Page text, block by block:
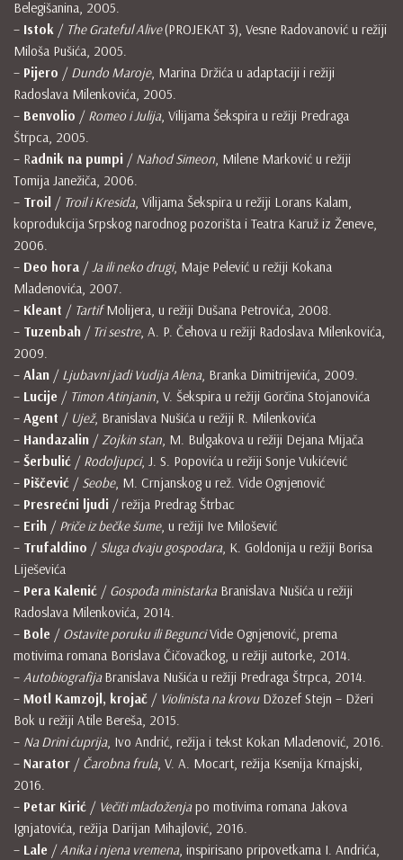
Belegišanina, 2005.
– Istok / The Grateful Alive(PROJEKAT 3), Vesne Radovanović u režiji
Miloša Pušića, 2005.
– Pijero / Dundo Maroje, Marina Držića u adaptaciji i režiji
Radoslava Milenkovića, 2005.
– Benvolio / Romeo i Julija, Vilijama Šekspira u režiji Predraga
Štrpca, 2005.
– Radnik na pumpi / Nahod Simeon, Milene Marković u režiji
Tomija Janežiča, 2006.
– Troil / Troil i Kresida, Vilijama Šekspira u režiji Lorans Kalam,
koprodukcija Srpskog narodnog pozorišta i Teatra Karuž iz Ženeve,
2006.
– Deo hora /Ja ili neko drugi, Maje Pelević u režiji Kokana
Mladenovića, 2007.
– Kleant / TartifMolijera, u režiji Dušana Petrovića, 2008.
– Tuzenbah /Tri sestre, A. P. Čehova u režiji Radoslava Milenkovića,
2009.
– Alan / Ljubavni jadi Vudija Alena, Branka Dimitrijevića, 2009.
– Lucije / Timon Atinjanin, V. Šekspira u režiji Gorčina Stojanovića
– Agent / Ujež, Branislava Nušića u režiji R. Milenkovića
– Handazalin /Zojkin stan, M. Bulgakova u režiji Dejana Mijača
– Šerbulić / Rodoljupci, J. S. Popovića u režiji Sonje Vukićević
– Piščević / Seobe, M. Crnjanskog u rež. Vide Ognjenović
– Presrećni ljudi / režija Predrag Štrbac
– Erih / Priče iz bečke šume, u režiji Ive Milošević
– Trufaldino / Sluga dvaju gospodara, K. Goldonija u režiji Borisa
Liješevića
– Pera Kalenić / Gospođa ministarkaBranislava Nušića u režiji
Radoslava Milenkovića, 2014.
– Bole / Ostavite poruku ili BegunciVide Ognjenović, prema
motivima romana Borislava Čičovačkog, u režiji autorke, 2014.
– AutobiografijaBranislava Nušića u režiji Predraga Štrpca, 2014.
– Motl Kamzojl, krojač / Violinista na krovuDžozef Stejn – Džeri
Bok u režiji Atile Bereša, 2015.
– Na Drini ćuprija, Ivo Andrić, režija i tekst Kokan Mladenović, 2016.
– Narator / Čarobna frula, V. A. Mocart, režija Ksenija Krnajski,
2016.
– Petar Kirić / Večiti mladoženjapo motivima romana Jakova
Ignjatovića, režija Darijan Mihajlović, 2016.
– Lale /Anika i njena vremena, inspirisano pripovetkama I. Andrića,